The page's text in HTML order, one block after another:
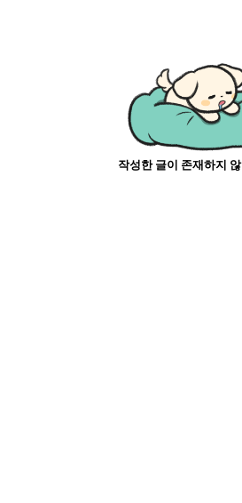
작성한 글이 존재하지